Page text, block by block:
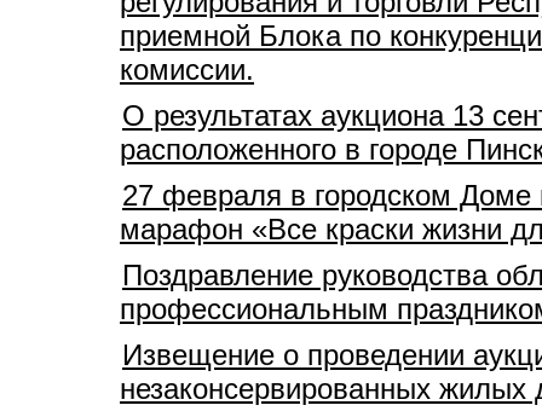
приемной Блока по
комиссии.
О результатах аукциона 13
расположенного в городе
27 февраля в городском Доме
марафон «Все краски жизни
Поздравление руководства
профессиональным
Извещение о проведении
незаконсервированных жилых